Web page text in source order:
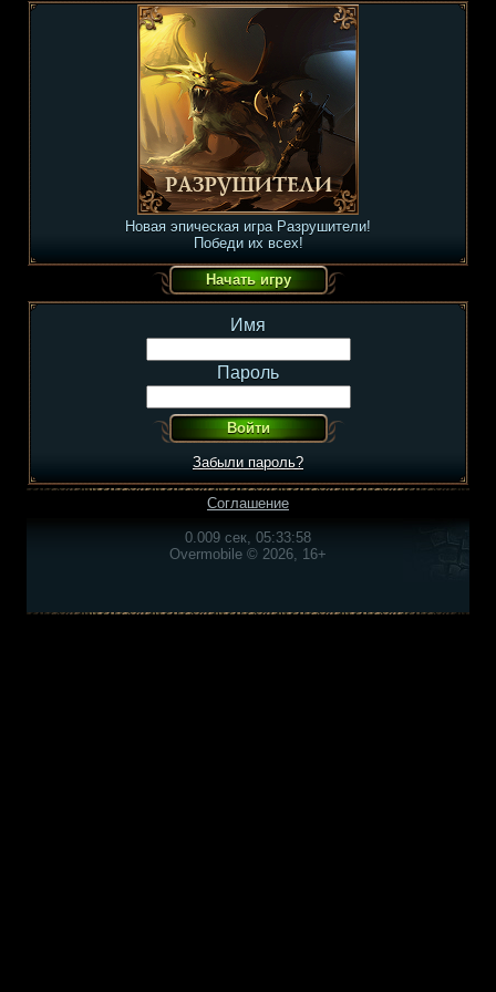
Новая эпическая игра Разрушители!
Победи их всех!
Имя
Пароль
Забыли пароль?
Соглашение
0.009 сек, 05:33:58
Overmobile © 2026, 16+